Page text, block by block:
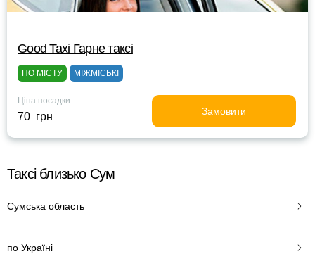
Good Taxi Гарне таксi
ПО МІСТУ МІЖМІСЬКІ
Ціна посадки
70 грн Замовити
Таксі близько Сум
Сумська область
по Україні